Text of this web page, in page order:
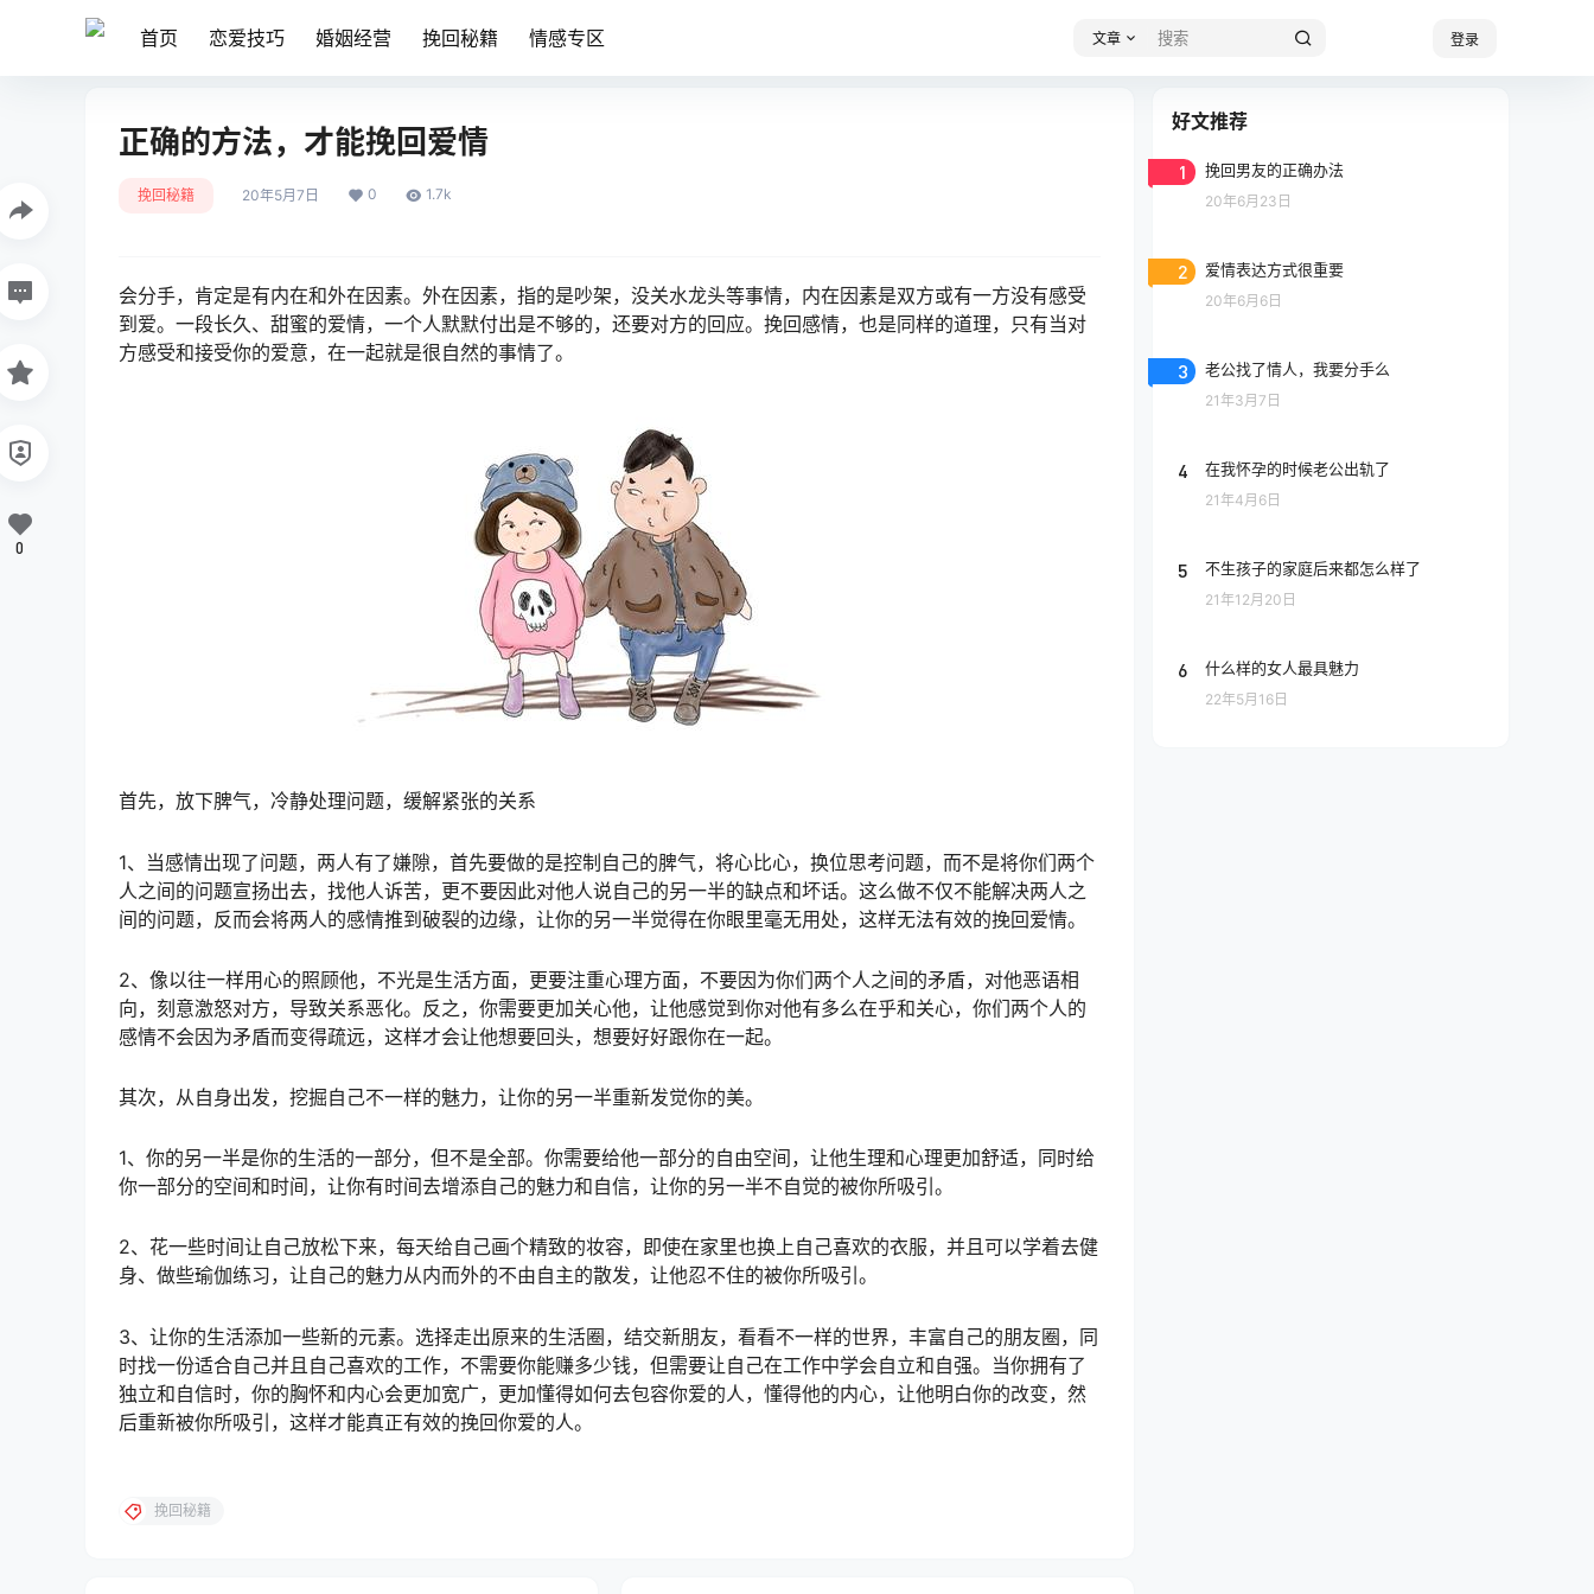
首页 恋爱技巧 婚姻经营 挽回秘籍 情感专区 文章 登录
正确的方法，才能挽回爱情
挽回秘籍 20年5月7日 0 1.7k
会分手，肯定是有内在和外在因素。外在因素，指的是吵架，没关水龙头等事情，内在因素是双方或有一方没有感受
到爱。一段长久、甜蜜的爱情，一个人默默付出是不够的，还要对方的回应。挽回感情，也是同样的道理，只有当对
方感受和接受你的爱意，在一起就是很自然的事情了。
首先，放下脾气，冷静处理问题，缓解紧张的关系
1、当感情出现了问题，两人有了嫌隙，首先要做的是控制自己的脾气，将心比心，换位思考问题，而不是将你们两个
人之间的问题宣扬出去，找他人诉苦，更不要因此对他人说自己的另一半的缺点和坏话。这么做不仅不能解决两人之
间的问题，反而会将两人的感情推到破裂的边缘，让你的另一半觉得在你眼里毫无用处，这样无法有效的挽回爱情。
2、像以往一样用心的照顾他，不光是生活方面，更要注重心理方面，不要因为你们两个人之间的矛盾，对他恶语相
向，刻意激怒对方，导致关系恶化。反之，你需要更加关心他，让他感觉到你对他有多么在乎和关心，你们两个人的
感情不会因为矛盾而变得疏远，这样才会让他想要回头，想要好好跟你在一起。
其次，从自身出发，挖掘自己不一样的魅力，让你的另一半重新发觉你的美。
1、你的另一半是你的生活的一部分，但不是全部。你需要给他一部分的自由空间，让他生理和心理更加舒适，同时给
你一部分的空间和时间，让你有时间去增添自己的魅力和自信，让你的另一半不自觉的被你所吸引。
2、花一些时间让自己放松下来，每天给自己画个精致的妆容，即使在家里也换上自己喜欢的衣服，并且可以学着去健
身、做些瑜伽练习，让自己的魅力从内而外的不由自主的散发，让他忍不住的被你所吸引。
3、让你的生活添加一些新的元素。选择走出原来的生活圈，结交新朋友，看看不一样的世界，丰富自己的朋友圈，同
时找一份适合自己并且自己喜欢的工作，不需要你能赚多少钱，但需要让自己在工作中学会自立和自强。当你拥有了
独立和自信时，你的胸怀和内心会更加宽广，更加懂得如何去包容你爱的人，懂得他的内心，让他明白你的改变，然
后重新被你所吸引，这样才能真正有效的挽回你爱的人。
0
挽回秘籍
好文推荐
1 挽回男友的正确办法
20年6月23日
2 爱情表达方式很重要
20年6月6日
3 老公找了情人，我要分手么
21年3月7日
4 在我怀孕的时候老公出轨了
21年4月6日
5 不生孩子的家庭后来都怎么样了
21年12月20日
6 什么样的女人最具魅力
22年5月16日